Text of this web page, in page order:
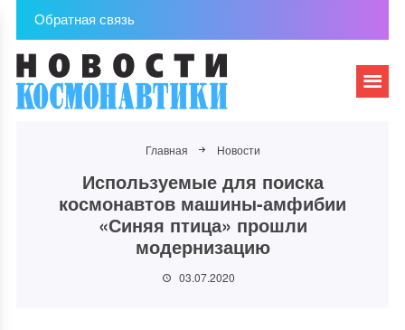
Обратная связь
Главная Новости
Используемые для поиска
космонавтов машины-амфибии
«Синяя птица» прошли
модернизацию
03.07.2020